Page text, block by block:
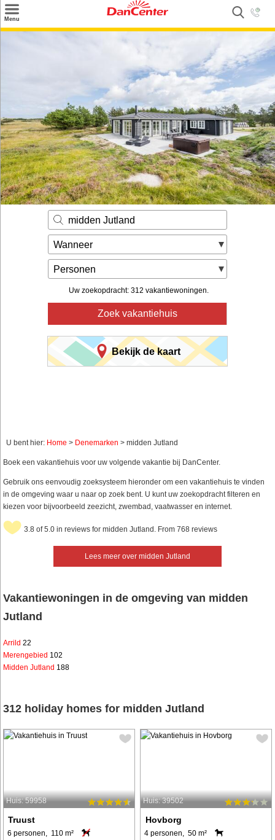
Menu
Service
Kontakt
midden Jutland
Wanneer
Personen
Uw zoekopdracht: 312 vakantiewoningen.
Zoek vakantiehuis
Bekijk de kaart
U bent hier: Home > Denemarken > midden Jutland
Boek een vakantiehuis voor uw volgende vakantie bij DanCenter.
Gebruik ons eenvoudig zoeksysteem hieronder om een vakantiehuis te vinden
in de omgeving waar u naar op zoek bent. U kunt uw zoekopdracht filteren en
kiezen voor bijvoorbeeld zeezicht, zwembad, vaatwasser en internet.
Lees meer over midden Jutland
3.8 of 5.0 in reviews for midden Jutland. From 768 reviews
Vakantiewoningen in de omgeving van midden
Jutland
Arrild 22
Merengebied 102
Midden Jutland 188
312 holiday homes for midden Jutland
Huis: 59958
Truust
6 personen, 110 m²
Huis: 39502
Hovborg
4 personen, 50 m²